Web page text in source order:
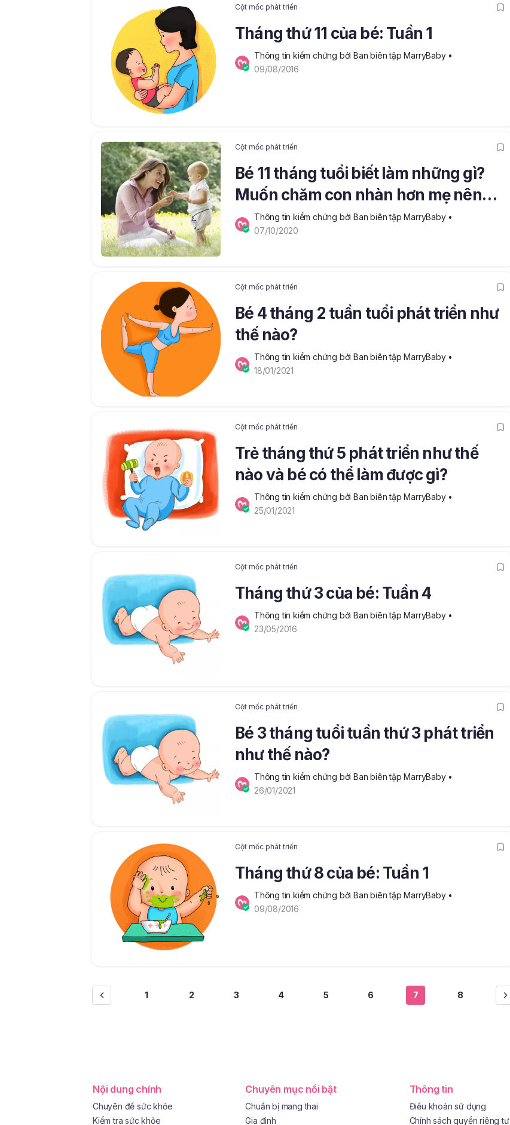
Cột mốc phát triển
Tháng thứ 11 của bé: Tuần 1
Thông tin kiểm chứng bởi Ban biên tập MarryBaby
09/08/2016
Cột mốc phát triển
Bé 11 tháng tuổi biết làm những gì?
Muốn chăm con nhàn hơn mẹ nên
nắm rõ
Thông tin kiểm chứng bởi Ban biên tập MarryBaby
07/10/2020
Cột mốc phát triển
Bé 4 tháng 2 tuần tuổi phát triển như
thế nào?
Thông tin kiểm chứng bởi Ban biên tập MarryBaby
18/01/2021
Cột mốc phát triển
Trẻ tháng thứ 5 phát triển như thế
nào và bé có thể làm được gì?
Thông tin kiểm chứng bởi Ban biên tập MarryBaby
25/01/2021
Cột mốc phát triển
Tháng thứ 3 của bé: Tuần 4
Thông tin kiểm chứng bởi Ban biên tập MarryBaby
23/05/2016
Cột mốc phát triển
Bé 3 tháng tuổi tuần thứ 3 phát triển
như thế nào?
Thông tin kiểm chứng bởi Ban biên tập MarryBaby
26/01/2021
Cột mốc phát triển
Tháng thứ 8 của bé: Tuần 1
Thông tin kiểm chứng bởi Ban biên tập MarryBaby
09/08/2016
1 2 3 4 5 6 7 8
Nội dung chính
Chuyên đề sức khỏe
Kiểm tra sức khỏe
Chuyên mục nổi bật
Chuẩn bị mang thai
Gia đình
Thông tin
Điều khoản sử dụng
Chính sách quyền riêng tư